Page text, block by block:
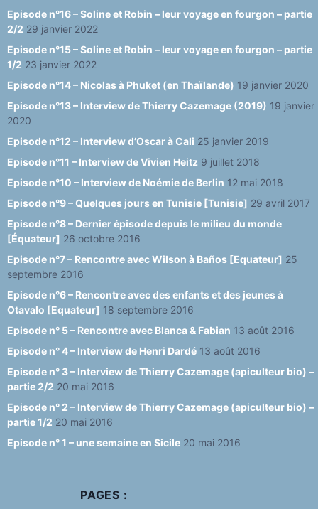
Episode n°16 – Soline et Robin – leur voyage en fourgon – partie
2/2 29 janvier 2022
Episode n°15 – Soline et Robin – leur voyage en fourgon – partie
1/2 23 janvier 2022
Episode n°14 – Nicolas à Phuket (en Thaïlande) 19 janvier 2020
Episode n°13 – Interview de Thierry Cazemage (2019) 19 janvier
2020
Episode n°12 – Interview d’Oscar à Cali 25 janvier 2019
Episode n°11 – Interview de Vivien Heitz 9 juillet 2018
Episode n°10 – Interview de Noémie de Berlin 12 mai 2018
Episode n°9 – Quelques jours en Tunisie [Tunisie] 29 avril 2017
Episode n°8 – Dernier épisode depuis le milieu du monde
[Équateur] 26 octobre 2016
Episode n°7 – Rencontre avec Wilson à Baños [Equateur] 25
septembre 2016
Episode n°6 – Rencontre avec des enfants et des jeunes à
Otavalo [Equateur] 18 septembre 2016
Episode n° 5 – Rencontre avec Blanca & Fabian 13 août 2016
Episode n° 4 – Interview de Henri Dardé 13 août 2016
Episode n° 3 – Interview de Thierry Cazemage (apiculteur bio) –
partie 2/2 20 mai 2016
Episode n° 2 – Interview de Thierry Cazemage (apiculteur bio) –
partie 1/2 20 mai 2016
Episode n° 1 – une semaine en Sicile 20 mai 2016
PAGES :